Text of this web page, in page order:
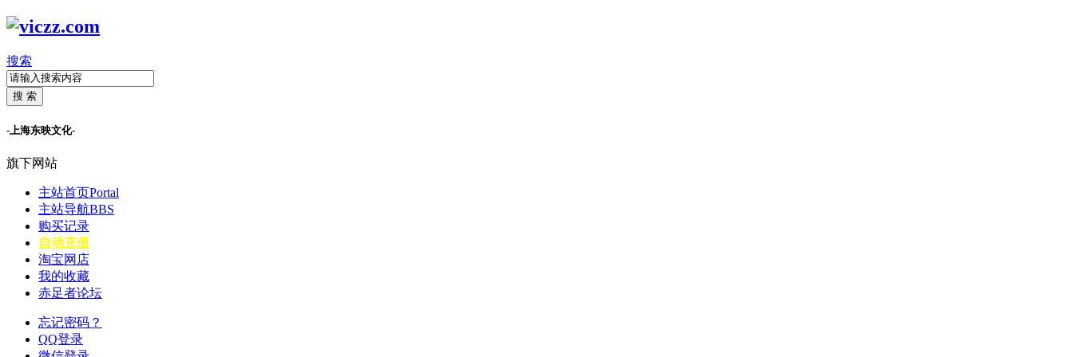
搜索
搜 索
-上海东映文化-
旗下网站
主站首页Portal
主站导航BBS
购买记录
自动充值
淘宝网店
我的收藏
赤足者论坛
忘记密码？
QQ登录